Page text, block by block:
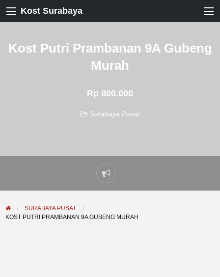
Kost Surabaya
Kost Putri Prambanan 9A Gubeng
Murah
Rp 800.000
Surabaya Pusat
Laporkan
masalah
SURABAYA PUSAT
KOST PUTRI PRAMBANAN 9A GUBENG MURAH